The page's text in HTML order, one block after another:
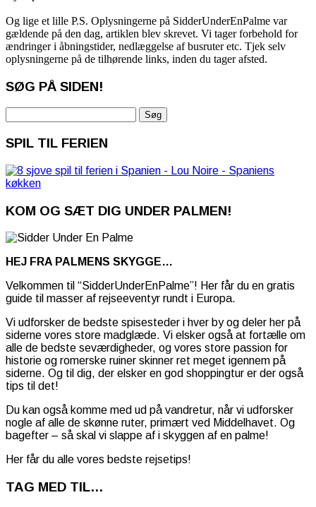
Og lige et lille P.S. Oplysningerne på SidderUnderEnPalme var
gældende på den dag, artiklen blev skrevet. Vi tager forbehold for
ændringer i åbningstider, nedlæggelse af busruter etc. Tjek selv
oplysningerne på de tilhørende links, inden du tager afsted.
SØG PÅ SIDEN!
efter:
SPIL TIL FERIEN
KOM OG SÆT DIG UNDER PALMEN!
HEJ FRA PALMENS SKYGGE…
Velkommen til “SidderUnderEnPalme”! Her får du en gratis
guide til masser af rejseeventyr rundt i Europa.
Vi udforsker de bedste spisesteder i hver by og deler her på
siderne vores store madglæde. Vi elsker også at fortælle om
alle de bedste seværdigheder, og vores store passion for
historie og romerske ruiner skinner ret meget igennem på
siderne. Og til dig, der elsker en god shoppingtur er der også
tips til det!
Du kan også komme med ud på vandretur, når vi udforsker
nogle af alle de skønne ruter, primært ved Middelhavet. Og
bagefter – så skal vi slappe af i skyggen af en palme!
Her får du alle vores bedste rejsetips!
TAG MED TIL…